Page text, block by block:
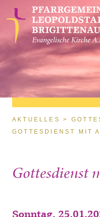
Direkt zum
Sie sind hier
AKTUELLES
GOTTESDIENST MIT
Gottesdienst
Sonntag,